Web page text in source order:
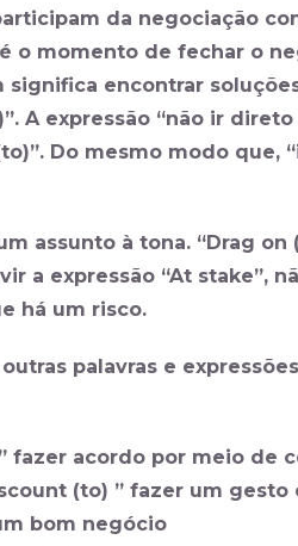
da negociação
o momento de fechar o
encontrar
A expressão “não ir
Do mesmo modo que,
assunto à tona. “Drag
a expressão “At stake”,
há um risco.
palavras e
fazer acordo por meio de
(to) ” fazer um gesto
bom negócio